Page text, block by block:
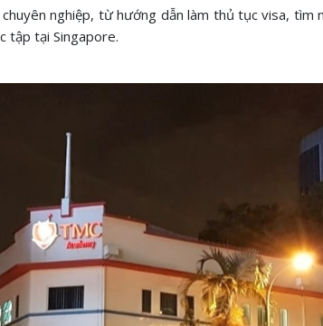
nghiệp, từ hướng dẫn làm thủ tục visa,
tập tại Singapore.